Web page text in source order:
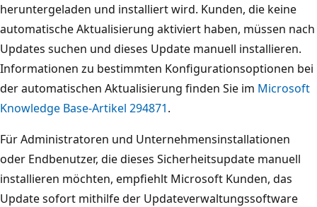
heruntergeladen und installiert wird. Kunden, die keine
automatische Aktualisierung aktiviert haben, müssen nach
Updates suchen und dieses Update manuell installieren.
Informationen zu bestimmten Konfigurationsoptionen bei
der automatischen Aktualisierung finden Sie im Microsoft
Knowledge Base-Artikel 294871.
Für Administratoren und Unternehmensinstallationen
oder Endbenutzer, die dieses Sicherheitsupdate manuell
installieren möchten, empfiehlt Microsoft Kunden, das
Update sofort mithilfe der Updateverwaltungssoftware